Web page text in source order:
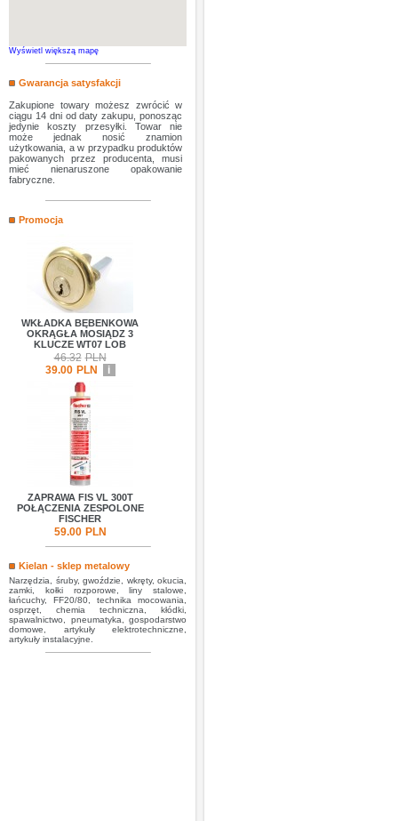
Wyświetl większą mapę
Gwarancja satysfakcji
Zakupione towary możesz zwrócić w
ciągu 14 dni od daty zakupu, ponosząc
jedynie koszty przesyłki. Towar nie
może jednak nosić znamion
użytkowania, a w przypadku produktów
pakowanych przez producenta, musi
mieć nienaruszone opakowanie
fabryczne.
Promocja
WKŁADKA BĘBENKOWA
OKRĄGŁA MOSIĄDZ 3
KLUCZE WT07 LOB
46.32 PLN
39.00 PLN i
ZAPRAWA FIS VL 300T
POŁĄCZENIA ZESPOLONE
FISCHER
59.00 PLN
Kielan - sklep metalowy
Narzędzia, śruby, gwoździe, wkręty, okucia,
zamki, kołki rozporowe, liny stalowe,
łańcuchy, FF20/80, technika mocowania,
osprzęt, chemia techniczna, kłódki,
spawalnictwo, pneumatyka, gospodarstwo
domowe, artykuły elektrotechniczne,
artykuły instalacyjne.